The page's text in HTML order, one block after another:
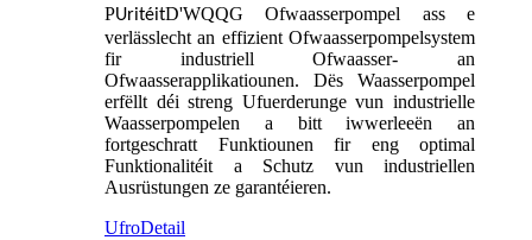
PUritéitD'WQQG Ofwaasserpompel ass e
verlässlecht an effizient Ofwaasserpompelsystem
fir industriell Ofwaasser- an
Ofwaasserapplikatiounen. Dës Waasserpompel
erfëllt déi streng Ufuerderunge vun industrielle
Waasserpompelen a bitt iwwerleeën an
fortgeschratt Funktiounen fir eng optimal
Funktionalitéit a Schutz vun industriellen
Ausrüstungen ze garantéieren.
UfroDetail